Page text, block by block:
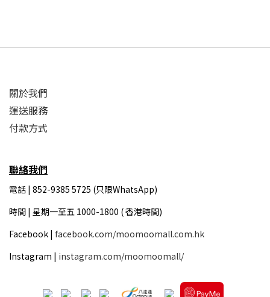
關於我們
運送服務
付款方式
聯絡我們
電話 | 852-9385 5725 (只限WhatsApp)
時間 | 星期一至五 1000-1800 ( 香港時間)
Facebook | facebook.com/moomoomall.com.hk
Instagram | instagram.com/moomoomall/